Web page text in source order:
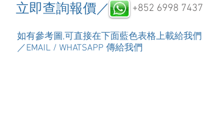
​立即查詢報價／
如有參考圖,可直接在下面藍色表格上載給我們
／EMAIL / WHATSAPP 傳給我們
+852 6998 7437